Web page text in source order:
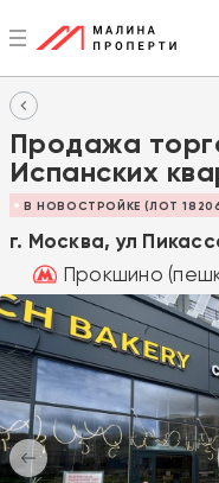
Продажа
Испанских
В НОВОСТРОЙКЕ (ЛОТ
г. Москва, ул
Прокшино